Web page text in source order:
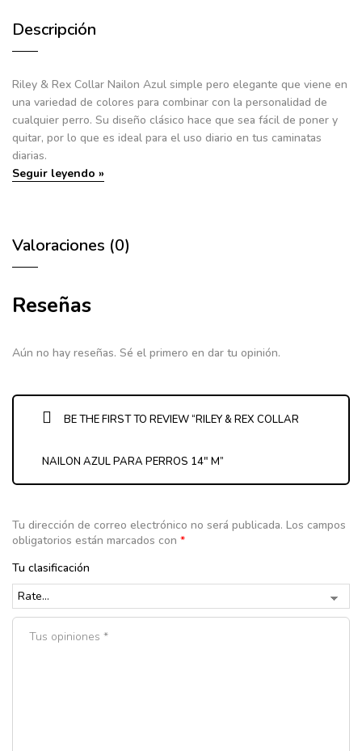
Descripción
Riley & Rex Collar Nailon Azul simple pero elegante que viene en
una variedad de colores para combinar con la personalidad de
cualquier perro. Su diseño clásico hace que sea fácil de poner y
quitar, por lo que es ideal para el uso diario en tus caminatas
diarias.
Seguir leyendo »
Valoraciones (0)
Reseñas
Aún no hay reseñas. Sé el primero en dar tu opinión.
BE THE FIRST TO REVIEW “RILEY & REX COLLAR
NAILON AZUL PARA PERROS 14″ M”
Tu dirección de correo electrónico no será publicada. Los campos
obligatorios están marcados con *
Tu clasificación